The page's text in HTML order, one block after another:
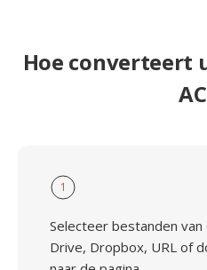
Hoe converteert
1
Selecteer bestanden
Drive, Dropbox, URL of